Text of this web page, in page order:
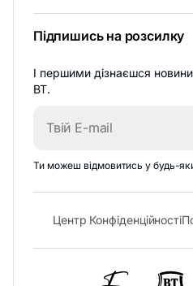
Підпишись на розсилку
І першими дізнаєшся
BT.
Ти можеш відмовитись у будь-
Центр Конфіденційності-